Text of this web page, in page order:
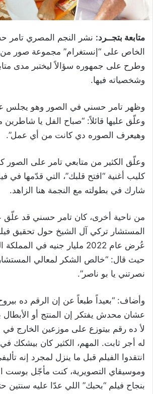
متابعة بتجــرد: نشر النجم المصري تامر
الخاص على “إنستغرام” مجموعة صور من
وطرح على جمهوره سؤالاً ليختبر مدى
وشخصياته فيها.
وظهر تامر حسني في الصور وهو يجلس
وعلّق عليها قائلاً: “صباح الفل يا
وهيعرف الصوره دي كانت من أي عمل”.
وعلّق الكثير من متابعي تامر على الصور
كليب أغنية “افتح قلبك”، التي قدّمها في
شارك في بطولته مع النجمة هنا الزاهد.
من ناحية أخرى، كان تامر حسني قد
المستشار تركي آل الشيخ حول تحقيق
عُرض عام 2022 مليار جنيه في
حيث قال: “خالص الشكر لمعالي
نصرتني يا بو ناصر”.
وأضاف: “بعيداً طبعاً عن إن الرقم ده
عشان محدش يفتكر إن المنتج أو الأبطال
لأ ده رقم بيتوزع على موزعين الخارج في
له أجر ثابت. المهم، الكثير كان بيشكك في
انتقدوا الفيلم قبل ما ينزل لمجرد إنه
وموسيقاي التصويرية، كنت مأجّل بوست
بنجاح فيلم “بحبك” اللي عدّا عليه سنتين